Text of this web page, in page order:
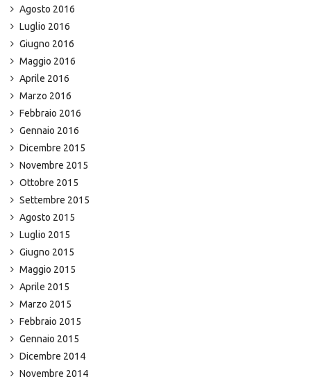
Agosto 2016
Luglio 2016
Giugno 2016
Maggio 2016
Aprile 2016
Marzo 2016
Febbraio 2016
Gennaio 2016
Dicembre 2015
Novembre 2015
Ottobre 2015
Settembre 2015
Agosto 2015
Luglio 2015
Giugno 2015
Maggio 2015
Aprile 2015
Marzo 2015
Febbraio 2015
Gennaio 2015
Dicembre 2014
Novembre 2014